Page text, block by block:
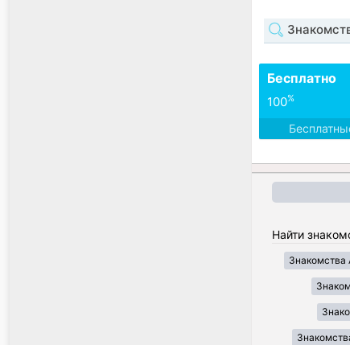
Бесплатно
100%
Найти
Знакомства